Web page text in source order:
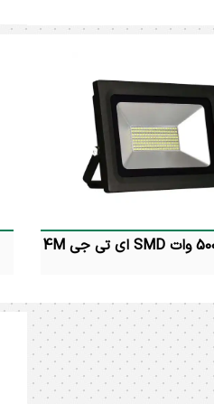
پرژکتور 60 وات اس ام دی ( ای تی جی ) 4M
IP65 شارنوری : 4200 لومن زاویه تابش :
سانتیمتر ضمانت : 24 ماه
پرژکتور 500 وات اس ام دی ( ای تی جی )
4M توان مصرفی : 500 وات رنگ نور :
آفتابی و مهتابی و نچرال 4000K درجه
حفاظت : IP65 شارنوری : 35000 لومن
زاویه تابش : 120 درجه ابعاد : 6 * 38 *